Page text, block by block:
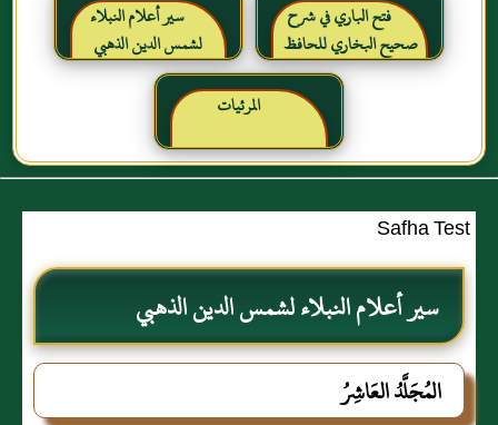
فتح الباري في شرح
صحيح البخاري للحافظ
ابن حجر العسقلاني
سير أعلام النبلاء
لشمس الدين الذهبي
المرئيات
Safha Test
سير أعلام النبلاء لشمس الدين الذهبي
المُجَلَّدُ العَاشِرُ